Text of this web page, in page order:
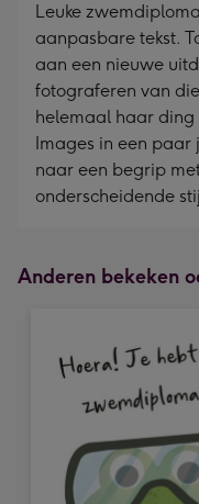
241
x
333
mm
Leuke
aanpasbare tekst.
aan een nieuwe
fotograferen van
helemaal haar ding
Images in een
naar een begrip
onderscheidende
Anderen bekeken